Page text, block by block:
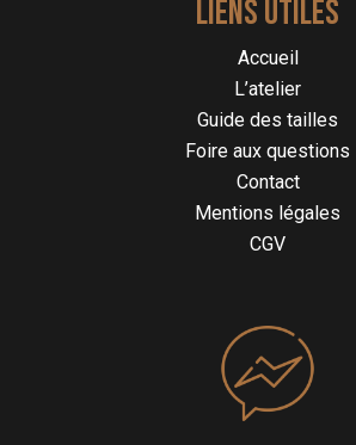
LIENS UTILES
Accueil
L’atelier
Guide des tailles
Foire aux questions
Contact
Mentions légales
CGV